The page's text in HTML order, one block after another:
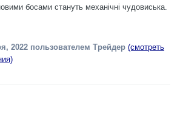
босами стануть механічні чудовиська.
2022 пользователем Трейдер (смотреть